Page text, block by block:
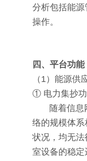
分析包括能
操作。
四、平台功能
（1）能源供
① 电力集抄
随着信息网
络的规模体
状况，均无
室设备的稳定